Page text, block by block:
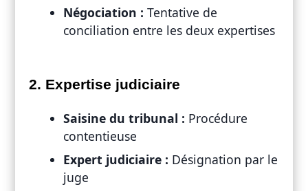
Négociation : Tentative de
conciliation entre les deux expertises
2. Expertise judiciaire
Saisine du tribunal : Procédure
contentieuse
Expert judiciaire : Désignation par le
juge